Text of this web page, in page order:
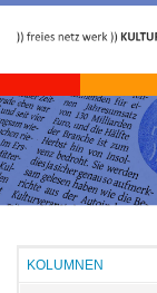
KOLUMNEN